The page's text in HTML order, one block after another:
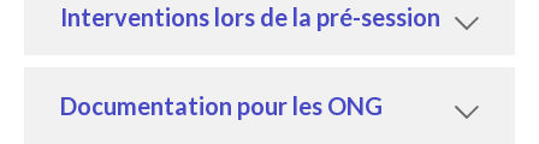
Interventions lors de la pré-session
Documentation pour les ONG